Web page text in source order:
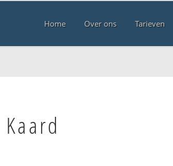
Home Over ons Tarieven